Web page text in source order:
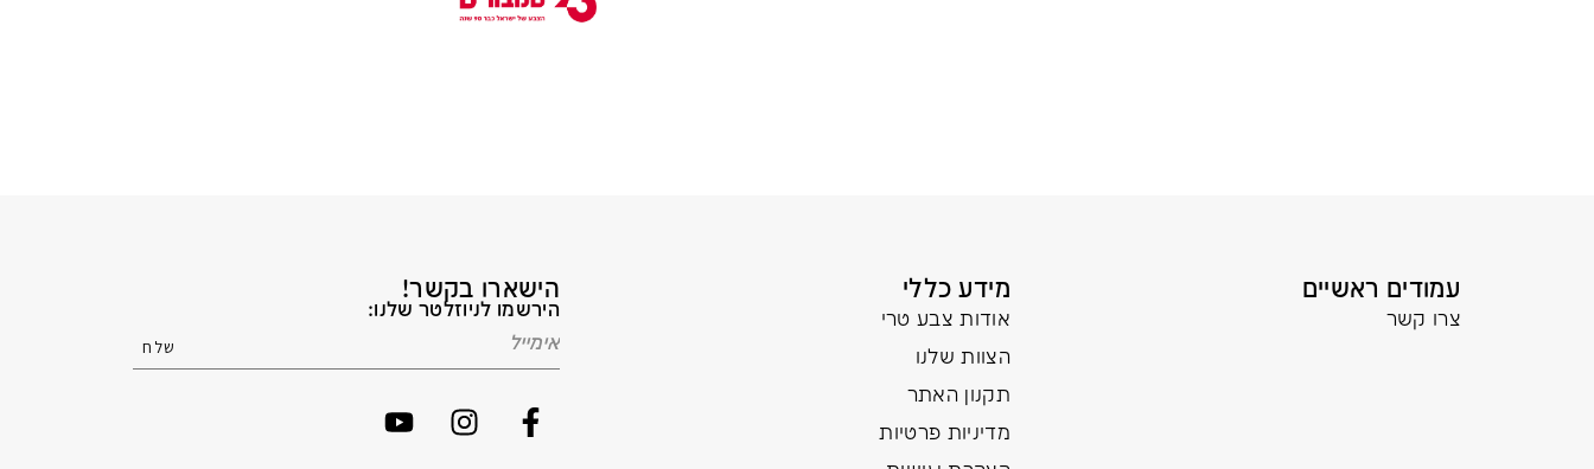
עמודים ראשיים
צרו קשר
מידע כללי
אודות צבע טרי
הצוות שלנו
תקנון האתר
מדיניות פרטיות
הישארו בקשר!
הירשמו לניוזלטר שלנו: